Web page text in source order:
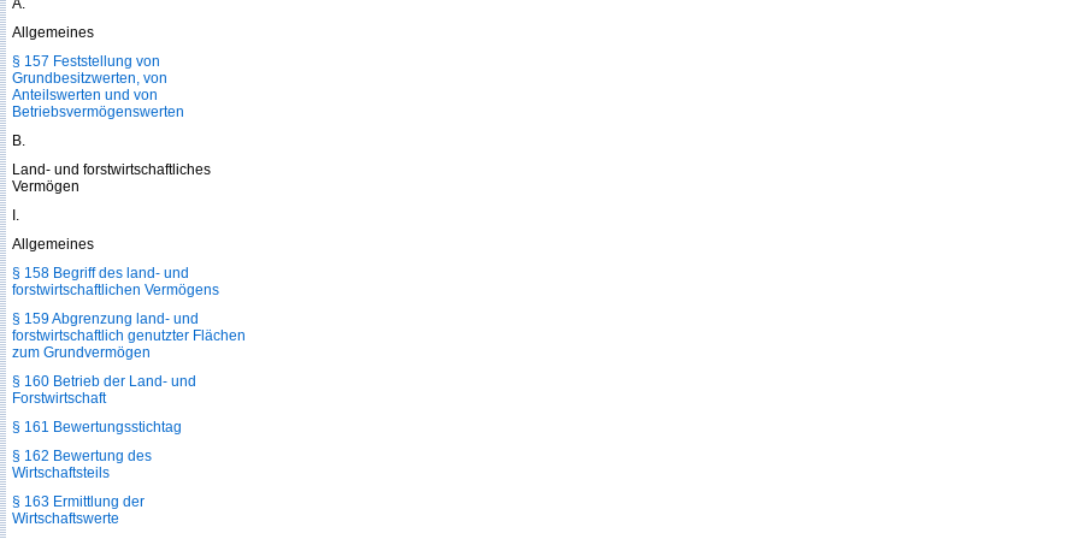
A.
Allgemeines
§ 157 Feststellung von
Grundbesitzwerten, von
Anteilswerten und von
Betriebsvermögenswerten
B.
Land- und forstwirtschaftliches
Vermögen
I.
Allgemeines
§ 158 Begriff des land- und
forstwirtschaftlichen Vermögens
§ 159 Abgrenzung land- und
forstwirtschaftlich genutzter Flächen
zum Grundvermögen
§ 160 Betrieb der Land- und
Forstwirtschaft
§ 161 Bewertungsstichtag
§ 162 Bewertung des
Wirtschaftsteils
§ 163 Ermittlung der
Wirtschaftswerte